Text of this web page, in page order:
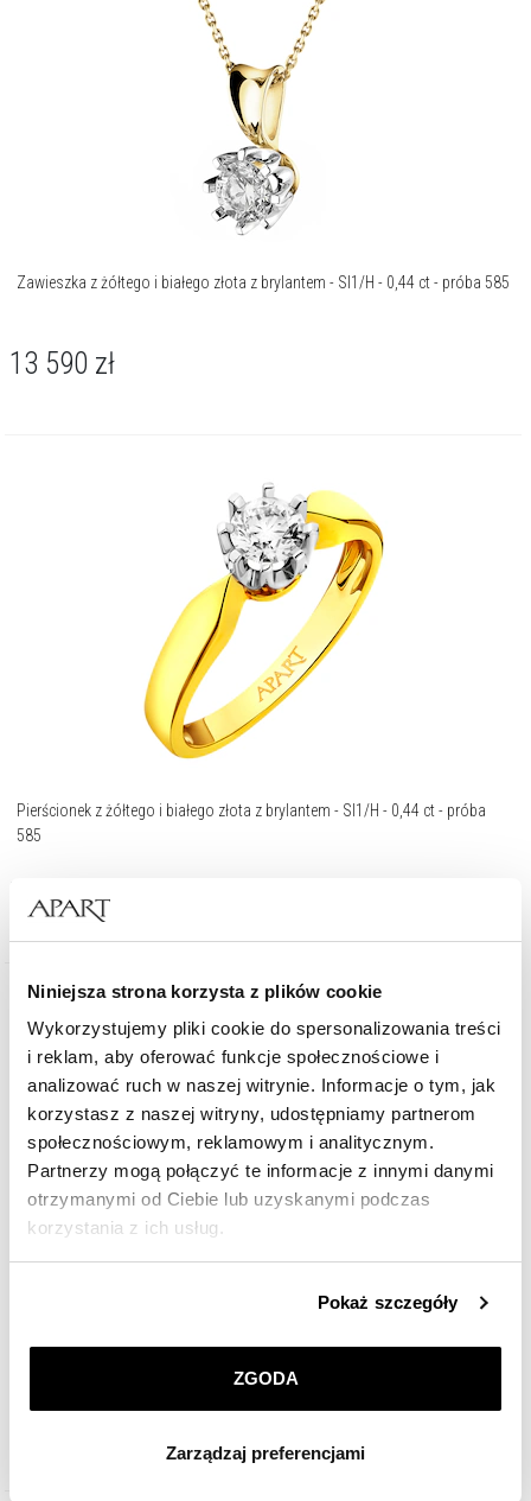
Niniejsza strona korzysta z plików cookie
Wykorzystujemy pliki cookie do spersonalizowania treści
i reklam, aby oferować funkcje społecznościowe i
analizować ruch w naszej witrynie. Informacje o tym, jak
korzystasz z naszej witryny, udostępniamy partnerom
społecznościowym, reklamowym i analitycznym.
Partnerzy mogą połączyć te informacje z innymi danymi
otrzymanymi od Ciebie lub uzyskanymi podczas
korzystania z ich usług.
przez nas plików cookie znajdziesz wPolityce
korzystamy. Możesz również wybrać jaki rodzaj plików
Pokaż szczegóły
ZGODA
Zarządzaj preferencjami
Zawieszka z żółtego i białego złota z brylantem - SI1/H - 0,44 ct - próba 585
13 590 zł
Pierścionek z żółtego i białego złota z brylantem - SI1/H - 0,44 ct - próba
585
13 990 zł
26 990 zł